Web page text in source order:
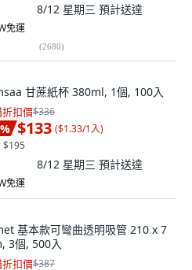
8/12 星期三 預計送達
免運
(2680)
甘蔗紙杯 380ml, 1個, 100入
扣價$336
% $133 ($1.33/1入)
$195
8/12 星期三 預計送達
免運
基本款可彎曲透明吸管 210 x 7
3個, 500入
扣價$387